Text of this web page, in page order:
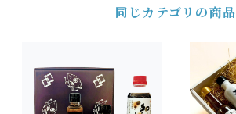
同じカテゴリの商品